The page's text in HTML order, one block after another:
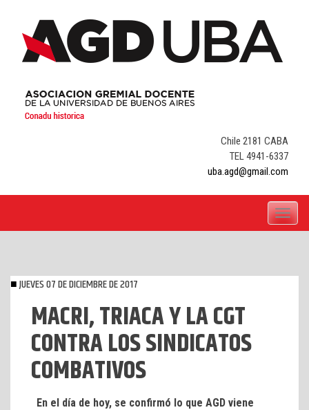
content
Chile 2181 CABA
TEL 4941-6337
uba.agd@gmail.com
Toggle
JUEVES 07 DE DICIEMBRE DE 2017
MACRI, TRIACA Y LA CGT
CONTRA LOS SINDICATOS
COMBATIVOS
En el día de hoy, se confirmó lo que AGD viene